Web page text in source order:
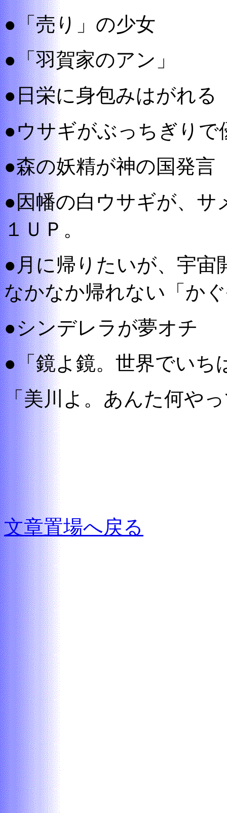
●「売り」の少女
●「羽賀家のアン」
●日栄に身包みはがれる
●ウサギがぶっちぎりで
●森の妖精が神の国発言
●因幡の白ウサギが、サ
１ＵＰ。
●月に帰りたいが、宇宙
なかなか帰れない「か
●シンデレラが夢オチ
●「鏡よ鏡。世界でいち
「美川よ。あんた何や
文章置場へ戻る